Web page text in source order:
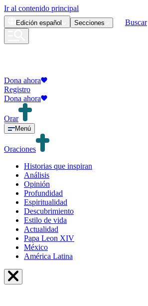
Ir al contenido principal
Edición español Secciones Buscar
Dona ahora
Registro
Dona ahora
Orar
Menú
Oraciones
Historias que inspiran
Análisis
Opinión
Profundidad
Espiritualidad
Descubrimiento
Estilo de vida
Actualidad
Papa Leon XIV
México
América Latina